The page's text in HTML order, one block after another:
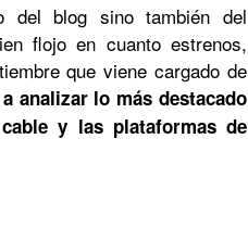
del blog sino también del
flojo en cuanto estrenos,
que viene cargado de
analizar lo más destacado
y las plataformas de